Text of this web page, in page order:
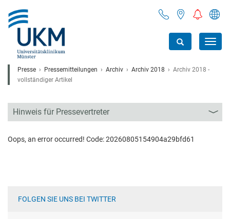
Presse Pressemitteilungen Archiv Archiv 2018
Archiv 2018 -
vollständiger Artikel
Hinweis für Pressevertreter
Oops, an error occurred! Code: 20260805154904a29bfd61
FOLGEN SIE UNS BEI TWITTER